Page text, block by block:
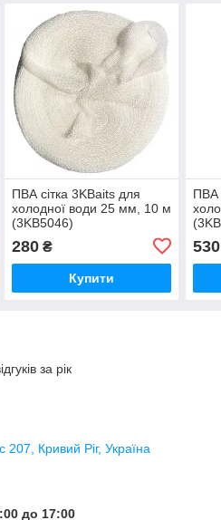
ПВА сітка 3KBaits для
холодної води 25 мм, 10 м
(3KB5046)
280₴
Купити
ПВА
530
за рік
Кривий Ріг, Україна
до 17:00